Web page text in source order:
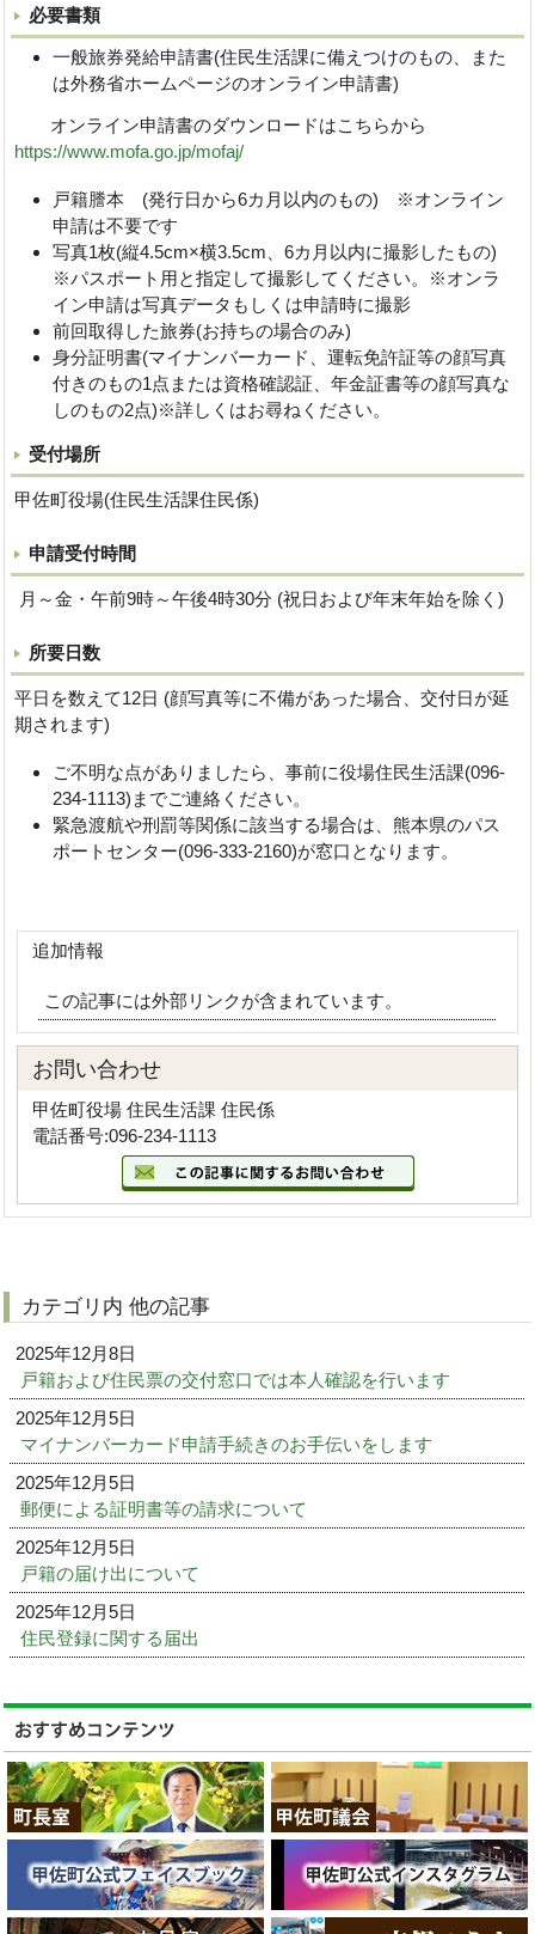
必要書類
一般旅券発給申請書(住民生活課に備えつけのもの、また
は外務省ホームページのオンライン申請書)
オンライン申請書のダウンロードはこちらから
https://www.mofa.go.jp/mofaj/
戸籍謄本 (発行日から6カ月以内のもの) ※オンライン
申請は不要です
写真1枚(縦4.5cm×横3.5cm、6カ月以内に撮影したもの)
※パスポート用と指定して撮影してください。※オンラ
イン申請は写真データもしくは申請時に撮影
前回取得した旅券(お持ちの場合のみ)
身分証明書(マイナンバーカード、運転免許証等の顔写真
付きのもの1点または資格確認証、年金証書等の顔写真な
しのもの2点)※詳しくはお尋ねください。
受付場所
甲佐町役場(住民生活課住民係)
申請受付時間
月～金・午前9時～午後4時30分 (祝日および年末年始を除く)
所要日数
平日を数えて12日 (顔写真等に不備があった場合、交付日が延
期されます)
ご不明な点がありましたら、事前に役場住民生活課(096-
234-1113)までご連絡ください。
緊急渡航や刑罰等関係に該当する場合は、熊本県のパス
ポートセンター(096-333-2160)が窓口となります。
追加情報
この記事には外部リンクが含まれています。
お問い合わせ
甲佐町役場 住民生活課 住民係
電話番号:096-234-1113
カテゴリ内 他の記事
2025年12月8日
戸籍および住民票の交付窓口では本人確認を行います
2025年12月5日
マイナンバーカード申請手続きのお手伝いをします
2025年12月5日
郵便による証明書等の請求について
2025年12月5日
戸籍の届け出について
2025年12月5日
住民登録に関する届出